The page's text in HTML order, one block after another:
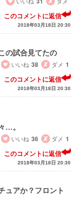
このコメントに返信
2018年03月18日 20:30
の試合見てたの
いいね 38 ダメ 1
このコメントに返信
2018年03月18日 20:30
…。
いいね 36 ダメ 1
このコメントに返信
2018年03月18日 20:30
ュアか？フロント